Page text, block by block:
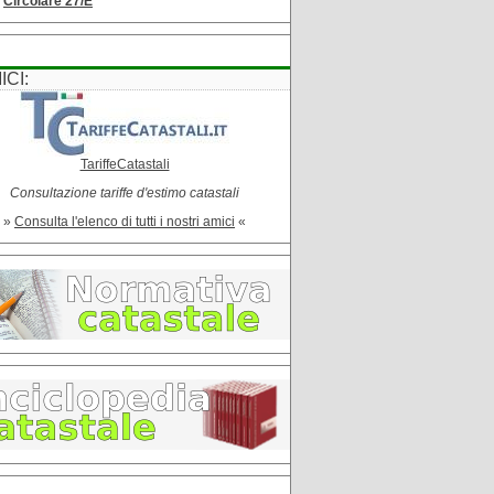
TariffeCatastali
Consultazione tariffe d'estimo catastali
» Consulta l'elenco di tutti i nostri amici «